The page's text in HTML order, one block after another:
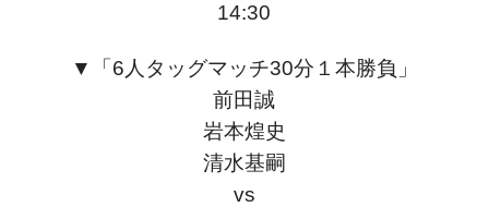
14:30
▼「6人 タッグマッチ30分１本勝負」
前田誠
岩本煌史
清水基嗣
vs